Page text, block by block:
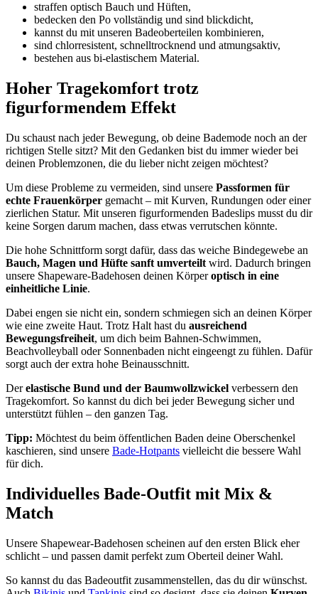
straffen optisch Bauch und Hüften,
bedecken den Po vollständig und sind blickdicht,
kannst du mit unseren Badeoberteilen kombinieren,
sind chlorresistent, schnelltrocknend und atmungsaktiv,
bestehen aus bi-elastischem Material.
Hoher Tragekomfort trotz
figurformendem Effekt
Du schaust nach jeder Bewegung, ob deine Bademode noch an der
richtigen Stelle sitzt? Mit den Gedanken bist du immer wieder bei
deinen Problemzonen, die du lieber nicht zeigen möchtest?
Um diese Probleme zu vermeiden, sind unsere Passformen für
echte Frauenkörper gemacht – mit Kurven, Rundungen oder einer
zierlichen Statur. Mit unseren figurformenden Badeslips musst du dir
keine Sorgen darum machen, dass etwas verrutschen könnte.
Die hohe Schnittform sorgt dafür, dass das weiche Bindegewebe an
Bauch, Magen und Hüfte sanft umverteilt wird. Dadurch bringen
unsere Shapeware-Badehosen deinen Körperoptisch in eine
einheitliche Linie.
Dabei engen sie nicht ein, sondern schmiegen sich an deinen Körper
wie eine zweite Haut. Trotz Halt hast du ausreichend
Bewegungsfreiheit, um dich beim Bahnen-Schwimmen,
Beachvolleyball oder Sonnenbaden nicht eingeengt zu fühlen. Dafür
sorgt auch der extra hohe Beinausschnitt.
Derelastische Bund und der Baumwollzwickel verbessern den
Tragekomfort. So kannst du dich bei jeder Bewegung sicher und
unterstützt fühlen – den ganzen Tag.
Tipp: Möchtest du beim öffentlichen Baden deine Oberschenkel
kaschieren, sind unsere Bade-Hotpants vielleicht die bessere Wahl
für dich.
Individuelles Bade-Outfit mit Mix &
Match
Unsere Shapewear-Badehosen scheinen auf den ersten Blick eher
schlicht – und passen damit perfekt zum Oberteil deiner Wahl.
So kannst du das Badeoutfit zusammenstellen, das du dir wünschst.